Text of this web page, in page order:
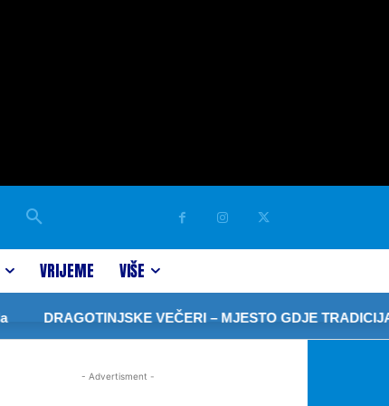
VRIJEME VIŠE
DRAGOTINJSKE VEČERI – MJESTO GDJE TRADICIJA
- Advertisment -